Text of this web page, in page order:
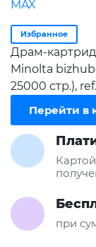
Избранное
Драм-
Minolta
25000 стр.),
Перейти в
при